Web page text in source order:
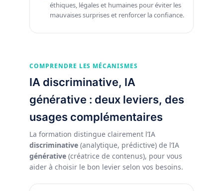
éthiques, légales et humaines pour éviter les
mauvaises surprises et renforcer la confiance.
COMPRENDRE LES MÉCANISMES
IA discriminative, IA
générative : deux leviers, des
usages complémentaires
La formation distingue clairement l’IA
discriminative (analytique, prédictive) de l’IA
générative (créatrice de contenus), pour vous
aider à choisir le bon levier selon vos besoins.